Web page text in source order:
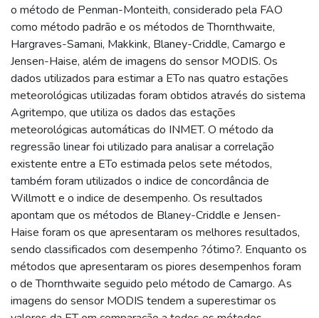
o método de Penman-Monteith, considerado pela FAO
como método padrão e os métodos de Thornthwaite,
Hargraves-Samani, Makkink, Blaney-Criddle, Camargo e
Jensen-Haise, além de imagens do sensor MODIS. Os
dados utilizados para estimar a ETo nas quatro estações
meteorológicas utilizadas foram obtidos através do sistema
Agritempo, que utiliza os dados das estações
meteorológicas automáticas do INMET. O método da
regressão linear foi utilizado para analisar a correlação
existente entre a ETo estimada pelos sete métodos,
também foram utilizados o indice de concordância de
Willmott e o indice de desempenho. Os resultados
apontam que os métodos de Blaney-Criddle e Jensen-
Haise foram os que apresentaram os melhores resultados,
sendo classificados com desempenho ?ótimo?. Enquanto os
métodos que apresentaram os piores desempenhos foram
o de Thornthwaite seguido pelo método de Camargo. As
imagens do sensor MODIS tendem a superestimar os